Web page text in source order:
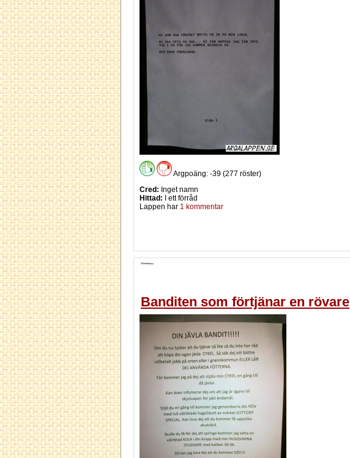
Argpoäng: -39 (277 röster)
Cred: Inget namn
Hittad: I ett förråd
Lappen har 1 kommentar
Banditen som förtjänar en rövare